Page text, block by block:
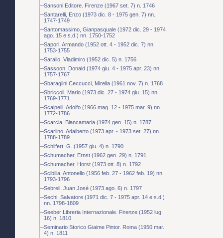
Sansoni Editore. Firenze (1967 set. 7) n. 1746
Santarelli, Enzo (1973 dic. 8 - 1975 gen. 7) nn.
1747-1749
Santomassimo, Gianpasquale (1972 dic. 29 - 1974
ago. 15 e s.d.) nn. 1750-1752
Sapori, Armando (1952 ott. 4 - 1952 dic. 7) nn.
1753-1755
Sarallo, Vladimiro (1952 dic. 5) n. 1756
Sassoon, Donald (1974 giu. 4 - 1975 apr. 23) nn.
1757-1767
Sbaraglini Ceccucci, Mirella (1961 nov. 7) n. 1768
Sbriccoli, Mario (1973 dic. 27 - 1974 giu. 15) nn.
1769-1771
Scalpelli, Adolfo (1966 mag. 12 - 1975 mar. 9) nn.
1772-1786
Scarcia, Biancamaria (1974 gen. 15) n. 1787
Scarlino, Adalberto (1973 apr. - 1973 set. 27) nn.
1788-1789
Schilfert, G. (1957 giu. 4) n. 1790
Schumacher, Ernst (1962 gen. 29) n. 1791
Schumacher, Horst (1973 ott. 8) n. 1792
Scibilia, Antonello (1956 feb. 27 - 1962 feb. 19) nn.
1793-1796
Sebreli, Juan José (1973 ago. 6) n. 1797
Sechi, Salvatore (1971 dic. 7 - 1975 apr. 14 e s.d.)
nn. 1798-1809
Seeber Libreria Internazionale. Firenze (1952 lug.
16) n. 1810
Seminario Storico Giaime Pintor. Roma (1950 mar.
4) n. 1811